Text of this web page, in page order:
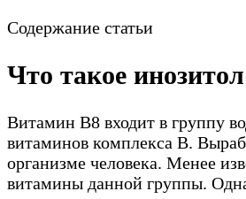
Содержание статьи
Что такое инозитол
Витамин В8 входит в группу
витаминов комплекса В.
организме человека. Менее
витамины данной группы.